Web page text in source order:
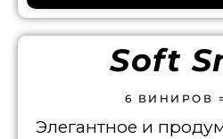
Soft
6 ВИНИРОВ
Элегантное и